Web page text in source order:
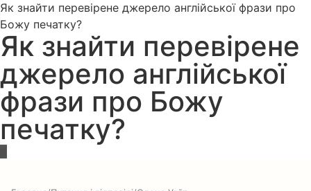
Як знайти перевірене джерело англійської фрази про
Божу печатку?
Як знайти перевірене
джерело англійської
фрази про Божу
печатку?